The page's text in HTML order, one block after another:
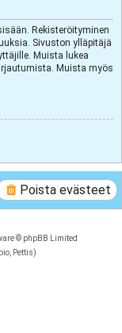
Rekisteröityminen
Sivuston ylläpitäjä
Muista lukea
Muista myös
Poista evästeet
© phpBB Limited
Pettis)